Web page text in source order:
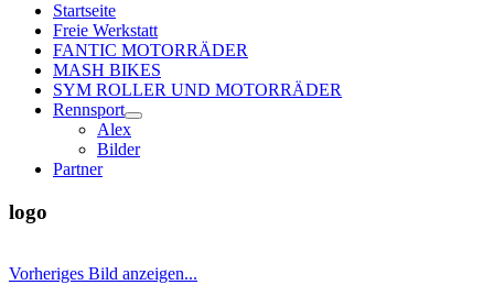
Startseite
Freie Werkstatt
FANTIC MOTORRÄDER
MASH BIKES
SYM ROLLER UND MOTORRÄDER
Rennsport
open
menu
Alex
Bilder
Partner
logo
Vorheriges Bild anzeigen...